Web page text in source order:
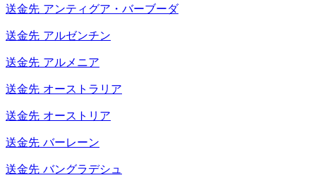
送金先 アンティグア・バーブーダ
送金先 アルゼンチン
送金先 アルメニア
送金先 オーストラリア
送金先 オーストリア
送金先 バーレーン
送金先 バングラデシュ